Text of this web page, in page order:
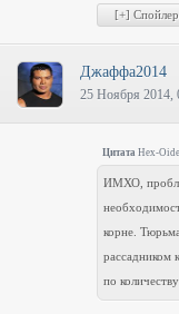
Джаффа2014
25 Ноября 2014,
Цитата Hex-Oide
ИМХО,
корне.
рассадником
по